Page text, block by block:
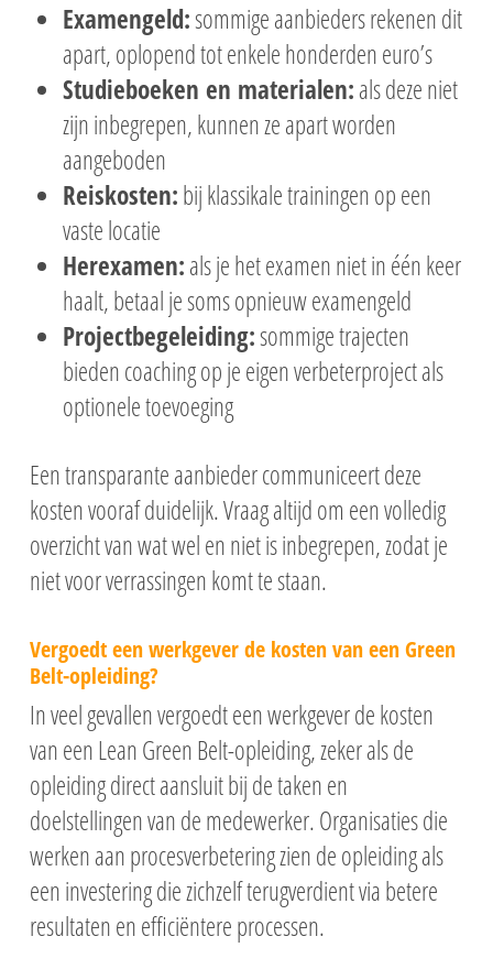
Examengeld:sommige aanbieders rekenen dit
apart, oplopend tot enkele honderden euro’s
Studieboeken en materialen:als deze niet
zijn inbegrepen, kunnen ze apart worden
aangeboden
Reiskosten:bij klassikale trainingen op een
vaste locatie
Herexamen:als je het examen niet in één keer
haalt, betaal je soms opnieuw examengeld
Projectbegeleiding:sommige trajecten
bieden coaching op je eigen verbeterproject als
optionele toevoeging
Een transparante aanbieder communiceert deze
kosten vooraf duidelijk. Vraag altijd om een volledig
overzicht van wat wel en niet is inbegrepen, zodat je
niet voor verrassingen komt te staan.
Vergoedt een werkgever de kosten van een Green
Belt-opleiding?
In veel gevallen vergoedt een werkgever de kosten
van een Lean Green Belt-opleiding, zeker als de
opleiding direct aansluit bij de taken en
doelstellingen van de medewerker. Organisaties die
werken aan procesverbetering zien de opleiding als
een investering die zichzelf terugverdient via betere
resultaten en efficiëntere processen.